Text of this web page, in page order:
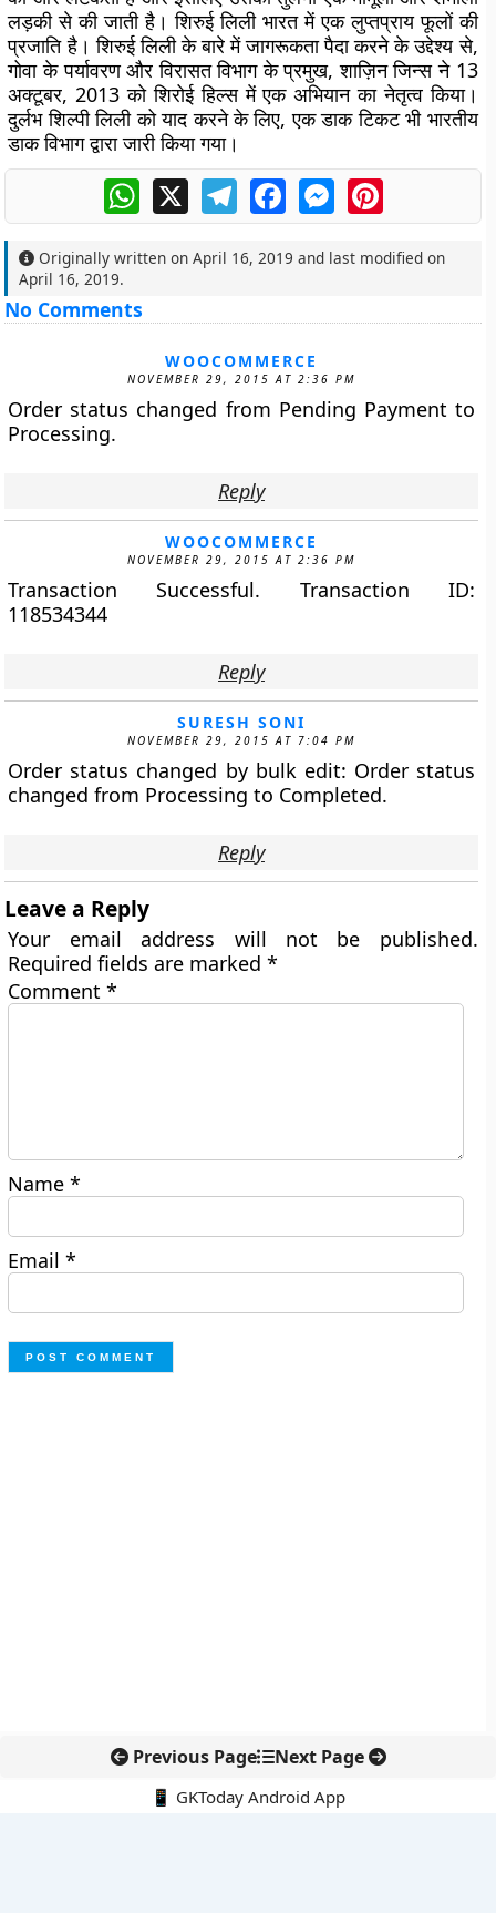
लड़की से की जाती है। शिरुई लिली भारत में एक लुप्तप्राय फूलों की
प्रजाति है। शिरुई लिली के बारे में जागरूकता पैदा करने के उद्देश्य से,
गोवा के पर्यावरण और विरासत विभाग के प्रमुख, शाज़िन जिन्स ने 13
अक्टूबर, 2013 को शिरोई हिल्स में एक अभियान का नेतृत्व किया।
दुर्लभ शिल्पी लिली को याद करने के लिए, एक डाक टिकट भी भारतीय
डाक विभाग द्वारा जारी किया गया।
WhatsApp
X TelegramFacebookMessengerPinterest
Originally written onApril 16, 2019 and last modified on
April 16, 2019.
No Comments
WOOCOMMERCE
NOVEMBER 29, 2015 AT 2:36 PM
Order status changed from Pending Payment to
Processing.
Reply
WOOCOMMERCE
NOVEMBER 29, 2015 AT 2:36 PM
Transaction Successful. Transaction ID:
118534344
Reply
SURESH SONI
NOVEMBER 29, 2015 AT 7:04 PM
Order status changed by bulk edit: Order status
changed from Processing to Completed.
Reply
Leave a Reply
Your email address will not be published.
Required fields are marked*
Comment*
Name*
Email*
Previous Page Next Page
📱 GKToday Android App